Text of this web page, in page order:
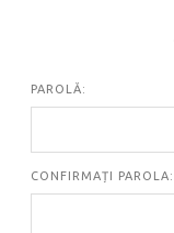
PAROLĂ:
CONFIRMAȚI PAROLA: